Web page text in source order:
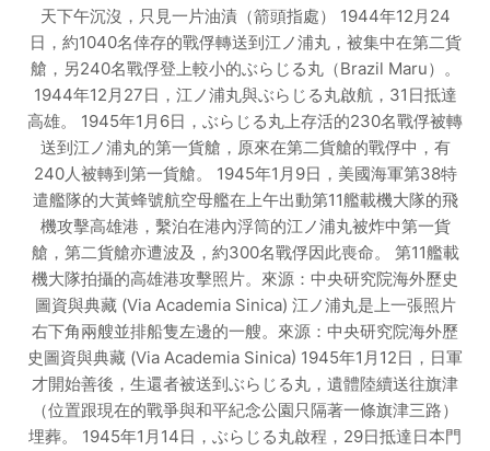
天下午沉沒，只見一片油漬（箭頭指處） 1944年12月24
日，約1040名倖存的戰俘轉送到江ノ浦丸，被集中在第二貨
艙，另240名戰俘登上較小的ぶらじる丸（Brazil Maru）。
1944年12月27日，江ノ浦丸與ぶらじる丸啟航，31日抵達
高雄。 1945年1月6日，ぶらじる丸上存活的230名戰俘被轉
送到江ノ浦丸的第一貨艙，原來在第二貨艙的戰俘中，有
240人被轉到第一貨艙。 1945年1月9日，美國海軍第38特
遣艦隊的大黃蜂號航空母艦在上午出動第11艦載機大隊的飛
機攻擊高雄港，繫泊在港內浮筒的江ノ浦丸被炸中第一貨
艙，第二貨艙亦遭波及，約300名戰俘因此喪命。 第11艦載
機大隊拍攝的高雄港攻擊照片。來源：中央研究院海外歷史
圖資與典藏 (Via Academia Sinica) 江ノ浦丸是上一張照片
右下角兩艘並排船隻左邊的一艘。來源：中央研究院海外歷
史圖資與典藏 (Via Academia Sinica) 1945年1月12日，日軍
才開始善後，生還者被送到ぶらじる丸，遺體陸續送往旗津
（位置跟現在的戰爭與和平紀念公園只隔著一條旗津三路）
埋葬。 1945年1月14日，ぶらじる丸啟程，29日抵達日本門